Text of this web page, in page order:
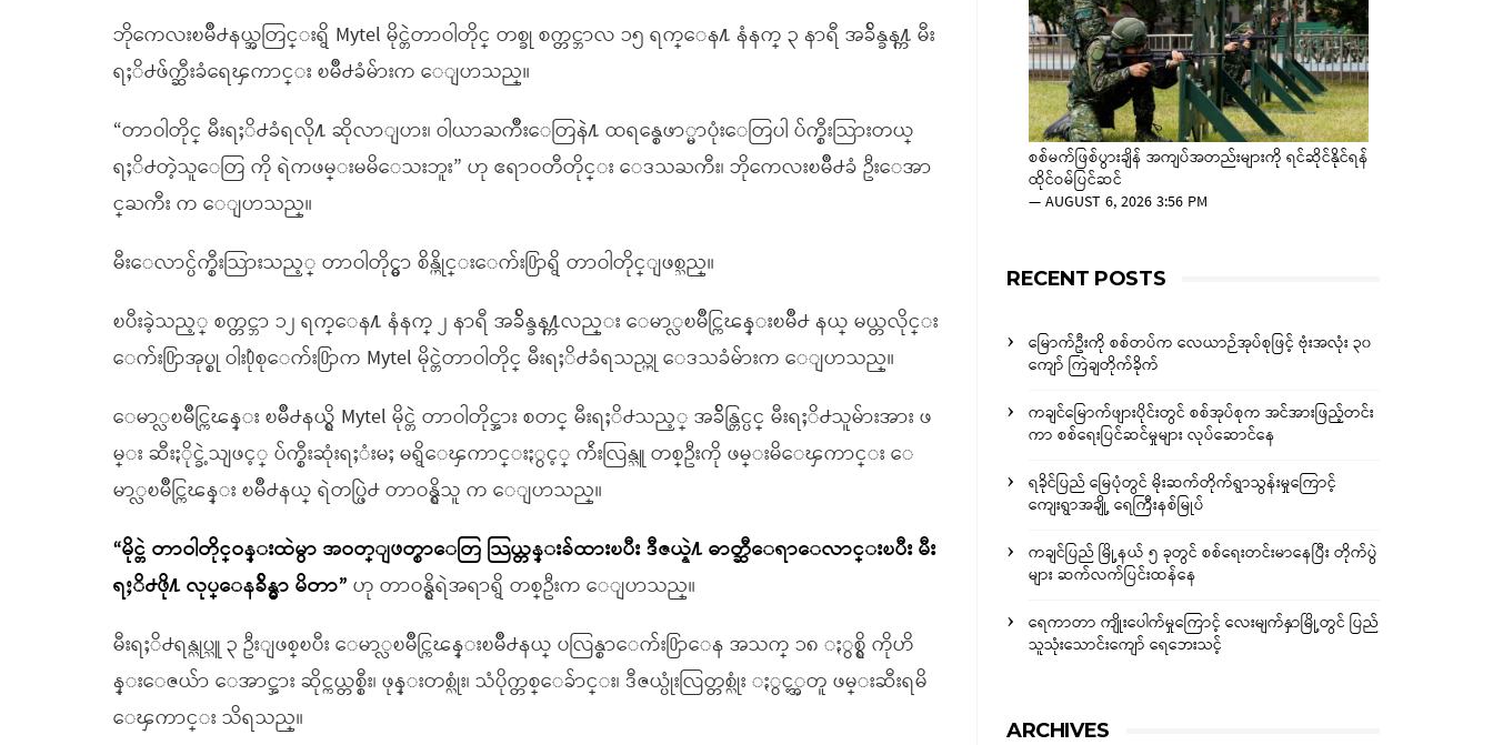
ဘိုကေလးၿမိဳ႕နယ္အတြင္းရွိ Mytel မိုင္တဲတာဝါတိုင္ တစ္ခု စက္တင္ဘာလ ၁၅ ရက္ေန႔ နံနက္ ၃ နာရီ အခ်ိန္ခန႔္က မီး
ရႈိ႕ဖ်က္ဆီးခံရေၾကာင္း ၿမိဳ႕ခံမ်ားက ေျပာသည္။
“တာဝါတိုင္ မီးရႈိ႕ခံရလို႔ ဆိုလာျပား၊ ဝါယာႀကိဳးေတြနဲ႔ ထရန္စေဖာ္မာပုံးေတြပါ ပ်က္စီးသြားတယ္
ရႈိ႕တဲ့သူေတြ ကို ရဲကဖမ္းမမိေသးဘူး” ဟု ဧရာဝတီတိုင္း ေဒသႀကီး၊ ဘိုကေလးၿမိဳ႕ခံ ဦးေအာ
င္ႀကီး က ေျပာသည္။
မီးေလာင္ပ်က္စီးသြားသည့္ တာဝါတိုင္မွာ စိန္ဟိုင္းေက်း႐ြာရွိ တာဝါတိုင္ျဖစ္သည္။
ၿပီးခဲ့သည့္ စက္တင္ဘာ ၁၂ ရက္ေန႔ နံနက္ ၂ နာရီ အခ်ိန္ခန႔္ကလည္း ေမာ္လၿမိဳင္ကြၽန္းၿမိဳ႕ နယ္ မယ္တလိုင္း
ေက်း႐ြာအုပ္စု ဝါး႐ုံစုေက်း႐ြာက Mytel မိုင္တဲတာဝါတိုင္ မီးရႈိ႕ခံရသည္ဟု ေဒသခံမ်ားက ေျပာသည္။
ေမာ္လၿမိဳင္ကြၽန္း ၿမိဳ႕နယ္ရွိ Mytel မိုင္တဲ တာဝါတိုင္အား စတင္ မီးရႈိ႕သည့္ အခ်ိန္တြင္ပင္ မီးရႈိ႕သူမ်ားအား ဖ
မ္း ဆီးႏိုင္ခဲ့သျဖင့္ ပ်က္စီးဆုံးရႈံးမႈ မရွိေၾကာင္းႏွင့္ က်ဴးလြန္သူ တစ္ဦးကို ဖမ္းမိေၾကာင္း ေ
မာ္လၿမိဳင္ကြၽန္း ၿမိဳ႕နယ္ ရဲတပ္ဖြဲ႕ တာဝန္ရွိသူ က ေျပာသည္။
“မိုင္တဲ တာဝါတိုင္ဝန္းထဲမွာ အဝတ္ျဖတ္စာေတြ သြယ္တန္းခ်ထားၿပီး ဒီဇယ္နဲ႔ ဓာတ္ဆီေရာေလာင္းၿပီး မီး
ရႈိ႕ဖို႔ လုပ္ေနခ်ိန္မွာ မိတာ” ဟု တာဝန္ရွိရဲအရာရွိ တစ္ဦးက ေျပာသည္။
မီးရႈိ႕ရန္လုပ္သူ ၃ ဦးျဖစ္ၿပီး ေမာ္လၿမိဳင္ကြၽန္းၿမိဳ႕နယ္ ပလြန္စာေက်း႐ြာေန အသက္ ၁၈ ႏွစ္ရွိ ကိုဟိ
န္းေဇယ်ာ ေအာင္အား ဆိုင္ကယ္တစ္စီး၊ ဖုန္းတစ္လုံး၊ သံပိုက္တစ္ေခ်ာင္း၊ ဒီဇယ္ပုံးလြတ္တစ္လုံး ႏွင့္အတူ ဖမ္းဆီးရမိ
ေၾကာင္း သိရသည္။
စစ်မက်ဖြစ်ပွားချိန် အကျပ်အတည်းများကို ရင်ဆိုင်နိုင်ရန်
ထိုင်ဝမ်ပြင်ဆင်
—AUGUST 6, 2026 3:56 PM
RECENT POSTS
မြောက်ဦးကို စစ်တပ်က လေယာဉ်အုပ်စုဖြင့် ဗုံးအလုံး ၃၀
ကျော် ကြဲချတိုက်ခိုက်
ကချင်မြောက်ဖျားပိုင်းတွင် စစ်အုပ်စုက အင်အားဖြည့်တင်း
ကာ စစ်ရေးပြင်ဆင်မှုများ လုပ်ဆောင်နေ
ရခိုင်ပြည် မြေပုံတွင် မိုးဆက်တိုက်ရွာသွန်းမှုကြောင့်
ကျေးရွာအချို့ ရေကြီးနစ်မြုပ်
ကချင်ပြည် မြို့နယ် ၅ ခုတွင် စစ်ရေးတင်းမာနေပြီး တိုက်ပွဲ
များ ဆက်လက်ပြင်းထန်နေ
ရေကာတာ ကျိုးပေါက်မှုကြောင့် လေးမျက်နှာမြို့တွင် ပြည်
သူသုံးသောင်းကျော် ရေဘေးသင့်
ARCHIVES